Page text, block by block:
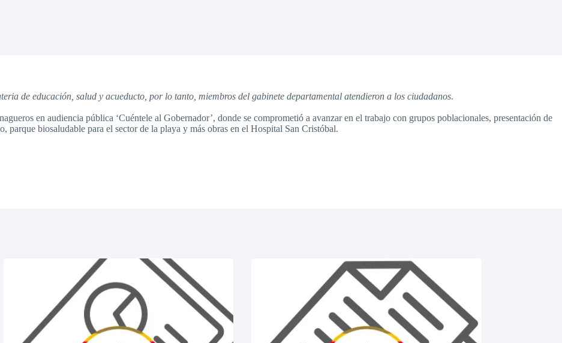
de educación, salud y acueducto, por lo tanto, miembros del gabinete departamental atendieron a los ciudadanos.
en audiencia pública ‘Cuéntele al Gobernador’, donde se comprometió a avanzar en el trabajo con grupos poblacionales, presentación de
parque biosaludable para el sector de la playa y más obras en el Hospital San Cristóbal.